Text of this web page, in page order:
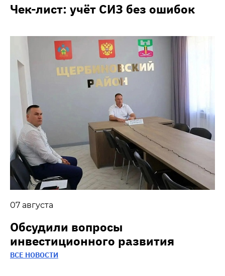
Чек-лист: учёт СИЗ без ошибок
07 августа
Обсудили вопросы
инвестиционного развития
ВСЕ НОВОСТИ